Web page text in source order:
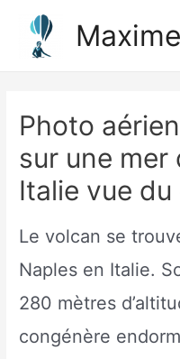
contenu
Photo
sur une mer
Italie vue du
Le volcan se
Naples en Italie.
280 mètres
congénère